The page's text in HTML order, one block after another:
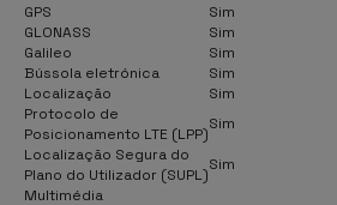
GPS
Sim
GLONASS
Sim
Galileo
Sim
Bússola eletrónica
Sim
Localização
Sim
Protocolo de
Posicionamento LTE (LPP)
Sim
Localização Segura do
Plano do Utilizador (SUPL)
Sim
Multimédia